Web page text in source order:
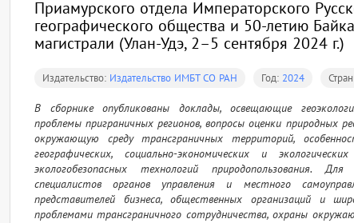
Приамурского отдела Императорского
географического общества и 50-летию
магистрали (Улан-Удэ, 2–5 сентября 2024 г.)
Издательство: Издательство ИМБТ СО РАН Год: 2024
В сборнике опубликованы доклады, освещающие
проблемы приграничных регионов, вопросы оценки природных
окружающую среду трансграничных территорий,
географических, социально-экономических и
экологобезопасных технологий природопользования.
специалистов органов управления и местного
представителей бизнеса, общественных организаций и
проблемами трансграничного сотрудничества, охраны